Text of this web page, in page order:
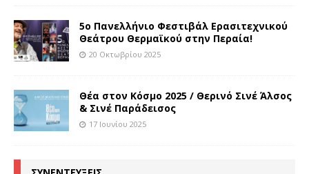
5ο Πανελλήνιο Φεστιβάλ Ερασιτεχνικού
Θεάτρου Θερμαϊκού στην Περαία!
20 Οκτωβρίου 2025
Θέα στον Κόσμο 2025 / Θερινό Σινέ Άλσος
& Σινέ Παράδεισος
17 Ιουνίου 2025